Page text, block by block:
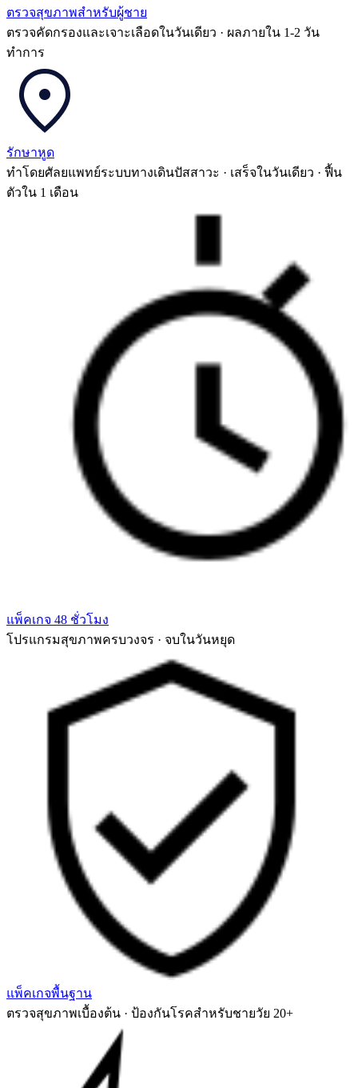
ตรวจสุขภาพสำหรับผู้ชาย
ตรวจคัดกรองและเจาะเลือดในวันเดียว · ผลภายใน 1-2 วัน
ทำการ
รักษาหูด
ทำโดยศัลยแพทย์ระบบทางเดินปัสสาวะ · เสร็จในวันเดียว · ฟื้น
ตัวใน 1 เดือน
แพ็คเกจ 48 ชั่วโมง
โปรแกรมสุขภาพครบวงจร · จบในวันหยุด
แพ็คเกจพื้นฐาน
ตรวจสุขภาพเบื้องต้น · ป้องกันโรคสำหรับชายวัย 20+